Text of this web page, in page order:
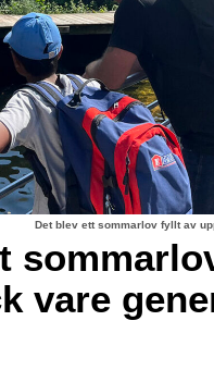
Det blev ett sommarlov fyllt av
vare